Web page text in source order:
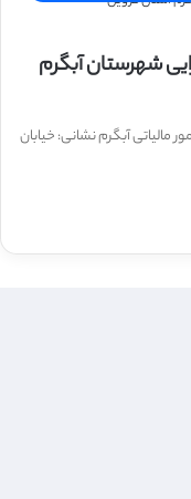
شهرستان آبگرم
مالیاتی آبگرم نشانی: خیابان